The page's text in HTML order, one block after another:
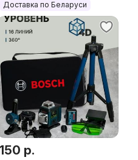
Доставка по Беларуси
150 р.